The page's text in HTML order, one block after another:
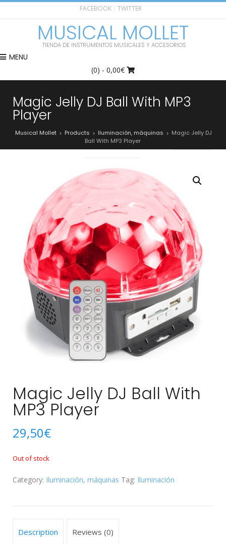
FACEBOOK TWITTER
MUSICAL MOLLET
TIENDA DE INSTRUMENTOS MUSICALES Y ACCESORIOS
MENU
(0) - 0,00€
Magic Jelly DJ Ball With MP3
Player
Musical Mollet > Products > Iluminación, máquinas > Magic Jelly DJ
Ball With MP3 Player
Magic Jelly DJ Ball With
MP3 Player
29,50€
Out of stock
Category: Iluminación, máquinas Tag: Iluminación
Description Reviews (0)